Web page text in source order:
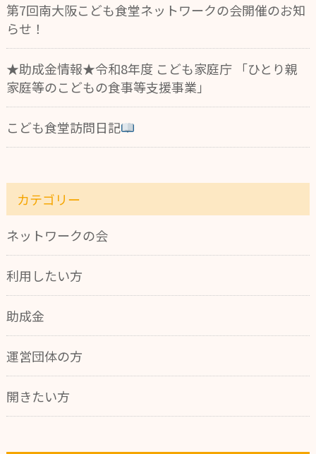
第7回南大阪こども食堂ネットワークの会開催のお知
らせ！
★助成金情報★令和8年度 こども家庭庁 「ひとり親
家庭等のこどもの食事等支援事業」
こども食堂訪問日記
カテゴリー
ネットワークの会
利用したい方
助成金
運営団体の方
開きたい方